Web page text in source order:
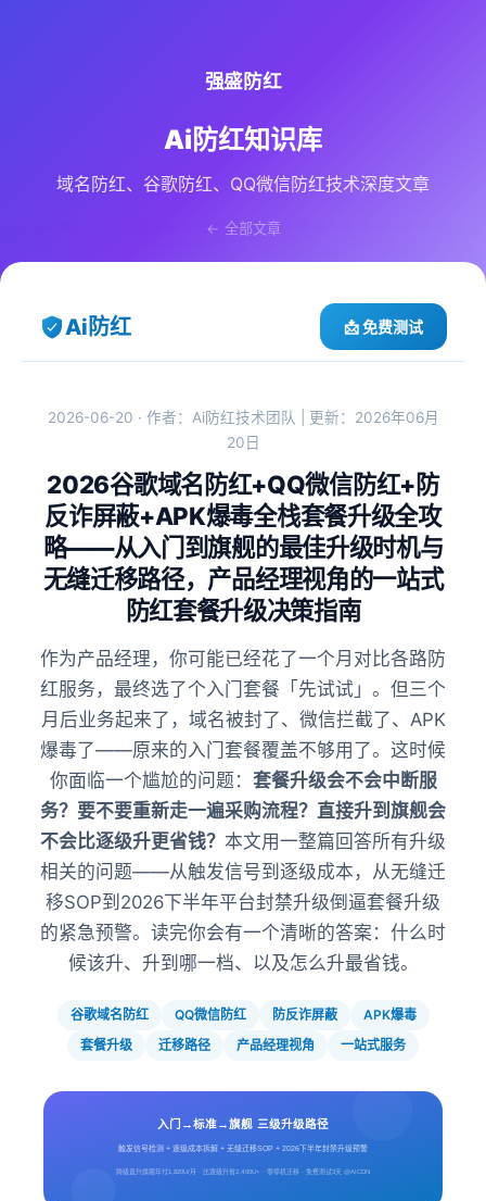
强盛防红
Ai防红知识库
域名防红、谷歌防红、QQ微信防红技术深度文章
← 全部文章
Ai防红 📩 免费测试
2026-06-20 · 作者：Ai防红技术团队 | 更新：2026年06月
20日
2026谷歌域名防红+QQ微信防红+防
反诈屏蔽+APK爆毒全栈套餐升级全攻
略——从入门到旗舰的最佳升级时机与
无缝迁移路径，产品经理视角的一站式
防红套餐升级决策指南
作为产品经理，你可能已经花了一个月对比各路防
红服务，最终选了个入门套餐「先试试」。但三个
月后业务起来了，域名被封了、微信拦截了、APK
爆毒了——原来的入门套餐覆盖不够用了。这时候
你面临一个尴尬的问题： 套餐升级会不会中断服
务？要不要重新走一遍采购流程？直接升到旗舰会
不会比逐级升更省钱？ 本文用一整篇回答所有升级
相关的问题——从触发信号到逐级成本，从无缝迁
移SOP到2026下半年平台封禁升级倒逼套餐升级
的紧急预警。读完你会有一个清晰的答案：什么时
候该升、升到哪一档、以及怎么升最省钱。
谷歌域名防红 QQ微信防红 防反诈屏蔽
APK爆毒
套餐升级
迁移路径 产品经理视角 一站式服务
入门→标准→旗舰 三级升级路径
触发信号检测 + 逐级成本拆解 + 无缝迁移SOP + 2026下半年封禁升级预警
跨级直升旗舰年付1,820U/月 · 比逐级升省2,400U+ · 零停机迁移 · 免费测试3天 @AICDN